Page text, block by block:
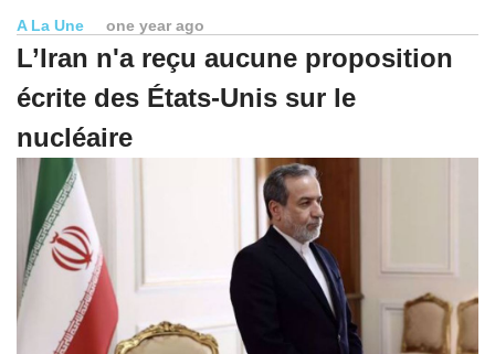
A La Une one year ago
L’Iran n'a reçu aucune proposition
écrite des États-Unis sur le
nucléaire